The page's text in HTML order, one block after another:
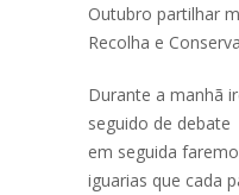
Outubro partilhar
Recolha e
Durante a manhã
seguido de debate
em seguida
iguarias que cada